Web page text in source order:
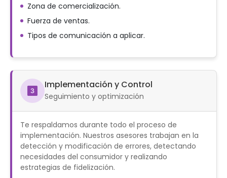
Zona de comercialización.
Fuerza de ventas.
Tipos de comunicación a aplicar.
Implementación y Control
Seguimiento y optimización
Te respaldamos durante todo el proceso de
implementación. Nuestros asesores trabajan en la
detección y modificación de errores, detectando
necesidades del consumidor y realizando
estrategias de fidelización.